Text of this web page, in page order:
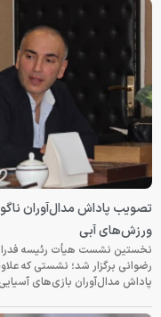
تصویب پاداش مدال‌آوران
ورزش‌های آبی
نخستین نشست هیأت رئیسه
رضوانی برگزار شد؛ نشستی که
پاداش مدال‌آوران بازی‌های آسیایی